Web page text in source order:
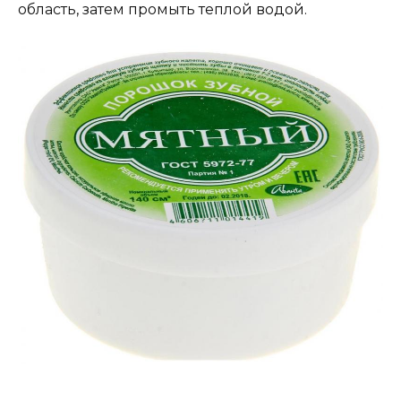
область, затем промыть теплой водой.